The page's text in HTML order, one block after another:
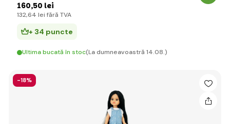
160,50 lei
132,64 lei fără TVA
+ 34 puncte
Ultima bucată în stoc(La dumneavoastră 14.08.)
-18%